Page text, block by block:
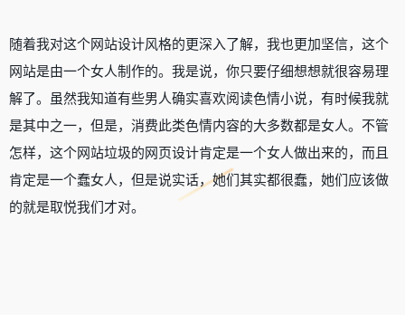
随着我对这个网站设计风格的更深入了解，我也更加坚信，这个
网站是由一个女人制作的。我是说，你只要仔细想想就很容易理
解了。虽然我知道有些男人确实喜欢阅读色情小说，有时候我就
是其中之一，但是，消费此类色情内容的大多数都是女人。不管
怎样，这个网站垃圾的网页设计肯定是一个女人做出来的，而且
肯定是一个蠢女人，但是说实话，她们其实都很蠢，她们应该做
的就是取悦我们才对。